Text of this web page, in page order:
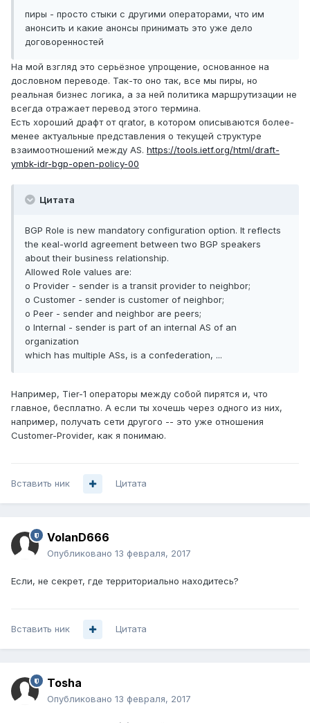
пиры - просто стыки с другими операторами, что им
анонсить и какие анонсы принимать это уже дело
договоренностей
На мой взгляд это серьёзное упрощение, основанное на
дословном переводе. Так-то оно так, все мы пиры, но
реальная бизнес логика, а за ней политика маршрутизации не
всегда отражает перевод этого термина.
Есть хороший драфт от qrator, в котором описываются более-
менее актуальные представления о текущей структуре
взаимоотношений между AS. https://tools.ietf.org/html/draft-
ymbk-idr-bgp-open-policy-00
Цитата
BGP Role is new mandatory configuration option. It reflects
the кeal-world agreement between two BGP speakers
about their business relationship.
Allowed Role values are:
o Provider - sender is a transit provider to neighbor;
o Customer - sender is customer of neighbor;
o Peer - sender and neighbor are peers;
o Internal - sender is part of an internal AS of an
organization
which has multiple ASs, is a confederation, ...
Например, Tier-1 операторы между собой пирятся и, что
главное, бесплатно. А если ты хочешь через одного из них,
например, получать сети другого -- это уже отношения
Customer-Provider, как я понимаю.
Вставить ник Цитата
VolanD666
Опубликовано 13 февраля, 2017
Если, не секрет, где территориально находитесь?
Вставить ник Цитата
Tosha
Опубликовано 13 февраля, 2017